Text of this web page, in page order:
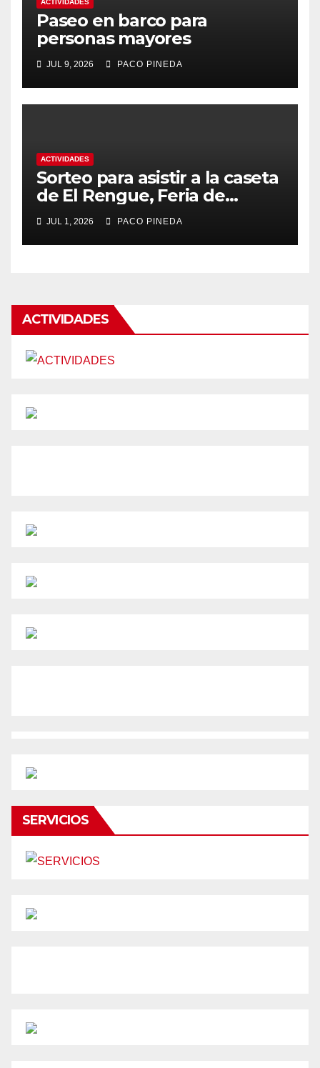
ACTIVIDADES
Paseo en barco para
personas mayores
JUL 9, 2026 PACO PINEDA
ACTIVIDADES
Sorteo para asistir a la caseta
de El Rengue, Feria de
Málaga 2026
JUL 1, 2026 PACO PINEDA
ACTIVIDADES
SERVICIOS